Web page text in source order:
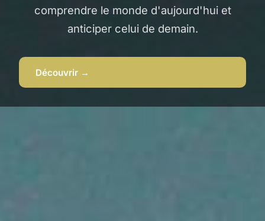
comprendre le monde d'aujourd'hui et
anticiper celui de demain.
Découvrir →